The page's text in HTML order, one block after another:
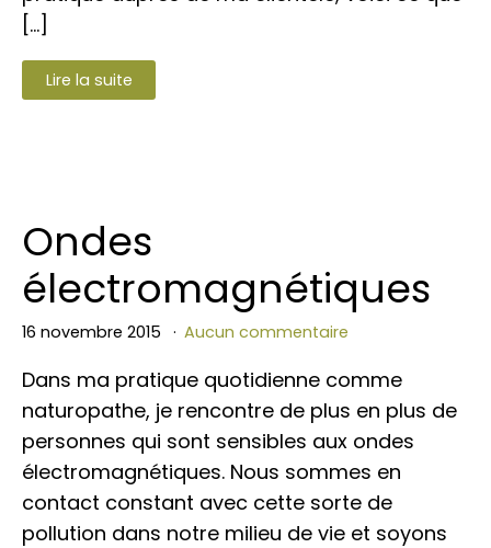
[…]
Lire la suite
Ondes
électromagnétiques
16 novembre 2015 Aucun commentaire
Dans ma pratique quotidienne comme
naturopathe, je rencontre de plus en plus de
personnes qui sont sensibles aux ondes
électromagnétiques. Nous sommes en
contact constant avec cette sorte de
pollution dans notre milieu de vie et soyons